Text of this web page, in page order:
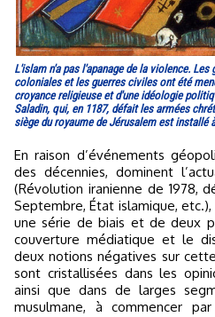
L'islam n'a pas l'apanage de la violence.
coloniales et les guerres civiles ont été
croyance religieuse et d'une idéologie
Saladin, qui, en 1187, défait les armées
siège du royaume de Jérusalem est installé
En raison d’événements géopolitiques saillants qui, depuis
des décennies, dominent
(Révolution iranienne de 1978,
Septembre, État islamique,
une série de biais et de deux
couverture médiatique et le
deux notions négatives sur
sont cristallisées dans les
ainsi que dans de larges
musulmane, à commencer